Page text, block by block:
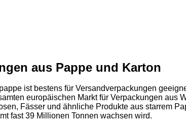
aus Pappe und Karton
ist bestens für Versandverpackungen
europäischen Markt für Verpackungen aus
Fässer und ähnliche Produkte aus starrem
fast 39 Millionen Tonnen wachsen wird.